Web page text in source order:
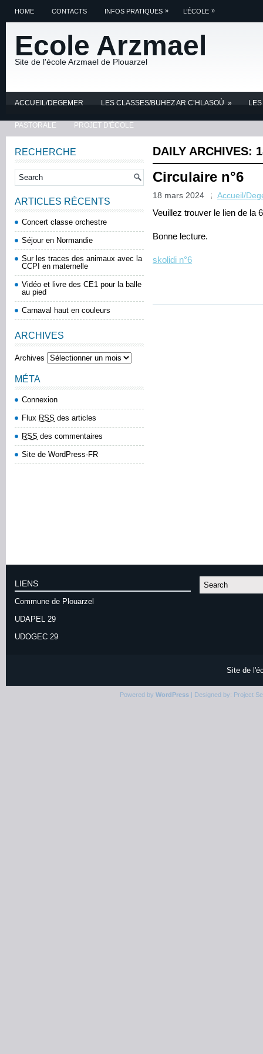
HOME CONTACTS INFOS PRATIQUES » L’ÉCOLE »
Ecole Arzmael
Site de l'école Arzmael de Plouarzel
ACCUEIL/DEGEMER LES CLASSES/BUHEZ AR C’HLASOÙ »
PASTORALE PROJET D'ÉCOLE
DAILY ARCHIVES:
Circulaire n°6
18 mars 2024 Accueil/
Veuillez trouver le lien de la
Bonne lecture.
skolidi n°6
RECHERCHE
ARTICLES RÉCENTS
Concert classe orchestre
Séjour en Normandie
Sur les traces des animaux avec la
CCPI en maternelle
Vidéo et livre des CE1 pour la balle
au pied
Carnaval haut en couleurs
ARCHIVES
Archives
MÉTA
Connexion
Flux RSS des articles
RSS des commentaires
Site de WordPress-FR
LIENS
Commune de Plouarzel
UDAPEL 29
UDOGEC 29
Site de
Powered by WordPress| Designed by: Project